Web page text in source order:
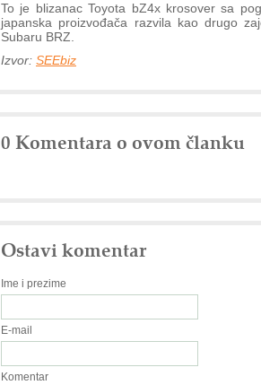
To je blizanac Toyota bZ4x krosover sa
japanska proizvođača razvila kao drugo
Subaru BRZ.
Izvor: SEEbiz
0 Komentara o ovom članku
Ostavi komentar
Ime i prezime
E-mail
Komentar